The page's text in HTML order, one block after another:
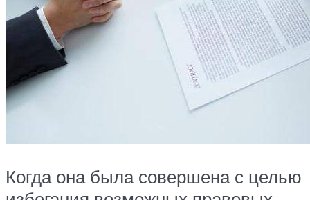
Когда она была совершена с целью